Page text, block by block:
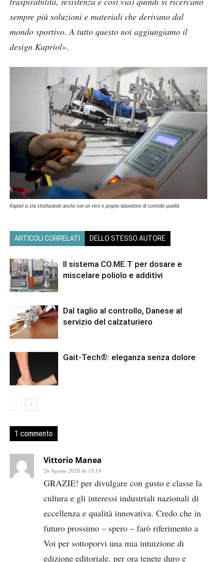
sempre più soluzioni e materiali che derivano dal
mondo sportivo. A tutto questo noi aggiungiamo il
design Kapriol».
Kapriol si sta strutturando anche con un vero e proprio laboratorio di controllo qualità
ARTICOLI CORRELATI DELLO STESSO AUTORE
Il sistema CO.ME.T per dosare e
miscelare poliolo e additivi
Dal taglio al controllo, Danese al
servizio del calzaturiero
Gait-Tech®: eleganza senza dolore
1 commento
Vittorio Manea
26 Agosto 2020 At 15:19
GRAZIE! per divulgare con gusto e classe la
cultura e gli interessi industriali nazionali di
eccellenza e qualità innovativa. Credo che in
futuro prossimo – spero – farò riferimento a
Voi per sottoporvi una mia intuizione di
edizione editoriale. per ora tenete duro e